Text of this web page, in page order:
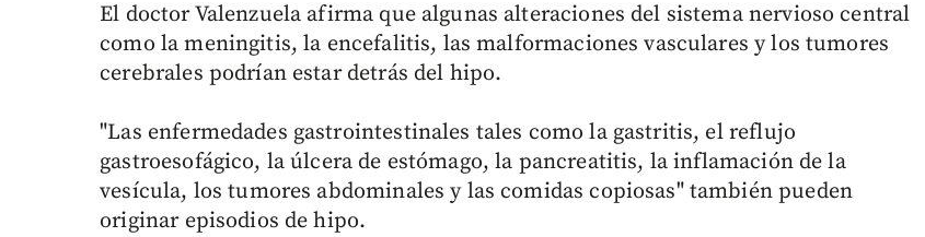
El doctor Valenzuela afirma que algunas alteraciones del sistema nervioso central
como la meningitis, la encefalitis, las malformaciones vasculares y los tumores
cerebrales podrían estar detrás del hipo.
"Las enfermedades gastrointestinales tales como la gastritis, el reflujo
gastroesofágico, la úlcera de estómago, la pancreatitis, la inflamación de la
vesícula, los tumores abdominales y las comidas copiosas" también pueden
originar episodios de hipo.